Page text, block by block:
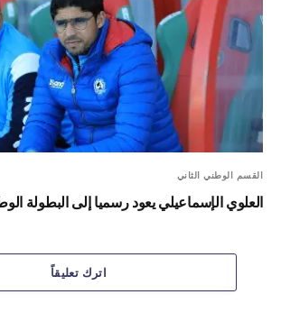
القسم الوطني الثاني
العلوي الإسماعيلي يعود رسميا إلى البطولة
اترك تعليقاً